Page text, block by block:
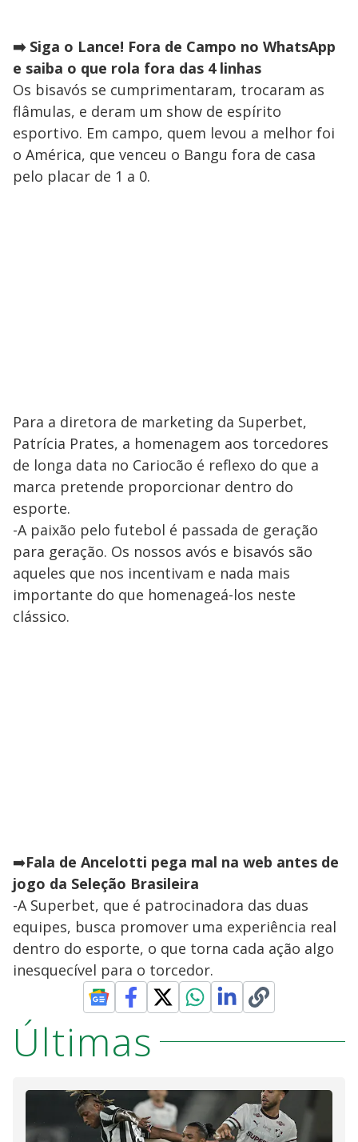
➡️ Siga o Lance! Fora de Campo no WhatsApp
e saiba o que rola fora das 4 linhas
Os bisavós se cumprimentaram, trocaram as
flâmulas, e deram um show de espírito
esportivo. Em campo, quem levou a melhor foi
o América, que venceu o Bangu fora de casa
pelo placar de 1 a 0.
Para a diretora de marketing da Superbet,
Patrícia Prates, a homenagem aos torcedores
de longa data no Cariocão é reflexo do que a
marca pretende proporcionar dentro do
esporte.
-A paixão pelo futebol é passada de geração
para geração. Os nossos avós e bisavós são
aqueles que nos incentivam e nada mais
importante do que homenageá-los neste
clássico.
➡️Fala de Ancelotti pega mal na web antes de
jogo da Seleção Brasileira
-A Superbet, que é patrocinadora das duas
equipes, busca promover uma experiência real
dentro do esporte, o que torna cada ação algo
inesquecível para o torcedor.
Últimas